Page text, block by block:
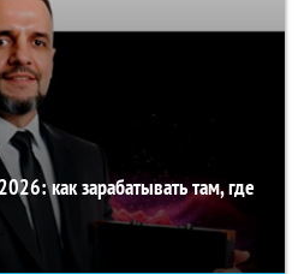
как зарабатывать там, где